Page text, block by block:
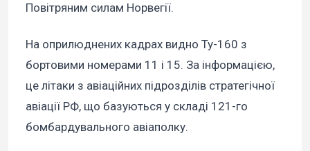
Повітряним силам Норвегії.
На оприлюднених кадрах видно Ту-160 з
бортовими номерами 11 і 15. За інформацією,
це літаки з авіаційних підрозділів стратегічної
авіації РФ, що базуються у складі 121-го
бомбардувального авіаполку.